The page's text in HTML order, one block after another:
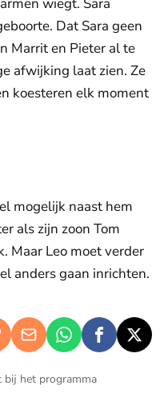
Dat Sara geen
Marrit en Pieter al te
afwijking laat zien. Ze
koesteren elk moment
mogelijk naast hem
als zijn zoon Tom
Maar Leo moet verder
anders gaan inrichten.
bij het programma